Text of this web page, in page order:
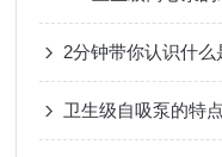
2分钟带你认识什
卫生级自吸泵的特